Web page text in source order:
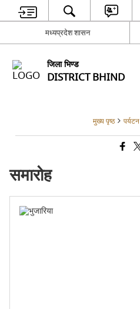
मध्यप्रदेश शासन
जिला भिण्‍ड
DISTRICT BHIND
मुख्य पृष्ठ पर्यटन
समारोह